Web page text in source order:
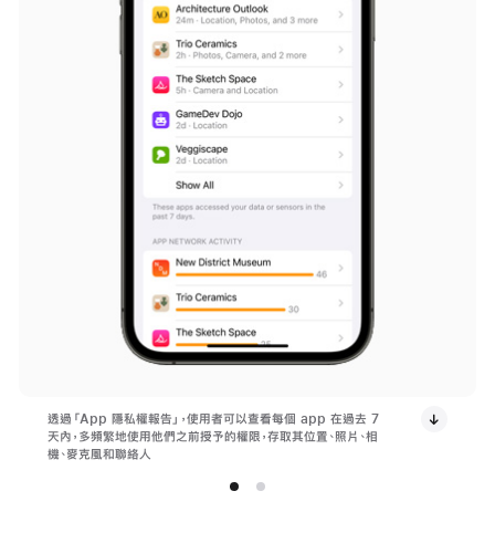
透過「App 隱私權報告」，使用者可以查看每個 app 在過去 7
天內，多頻繁地使用他們之前授予的權限，存取其位置、照片、相
機、麥克風和聯絡人